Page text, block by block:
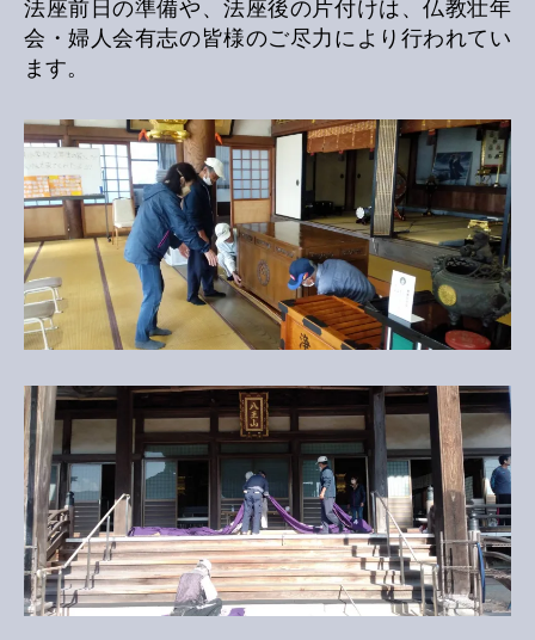
法座前日の準備や、法座後の片付けは、仏教壮年
会・婦人会有志の皆様のご尽力により行われてい
ます。